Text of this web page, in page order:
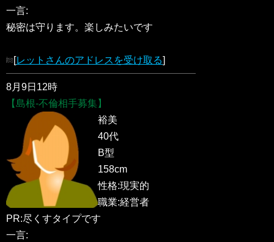
一言:
秘密は守ります。楽しみたいです
[レットさんのアドレスを受け取る]
8月9日12時
【島根-不倫相手募集】
裕美
40代
B型
158cm
性格:現実的
職業:経営者
PR:尽くすタイプです
一言: